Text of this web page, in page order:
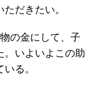
だきたい。
の金にして、子
。いよいよこの助
る。